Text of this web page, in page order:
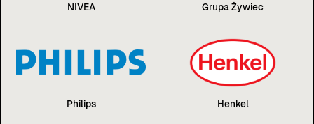
NIVEA Grupa Żywiec
Philips Henkel